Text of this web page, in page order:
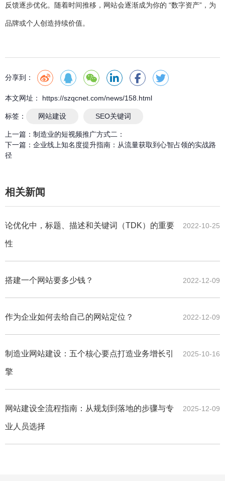
反馈逐步优化。随着时间推移，网站会逐渐成为你的 “数字资产”，为
品牌或个人创造持续价值。
分享到：
本文网址： https://szqcnet.com/news/158.html
标签： 网站建设 SEO关键词
上一篇： 制造业的短视频推广方式二：
下一篇： 企业线上知名度提升指南：从流量获取到心智占领的实战路
径
相关新闻
2022-10-25
论优化中，标题、描述和关键词（TDK）的重要
性
2022-12-09
搭建一个网站要多少钱？
2022-12-09
作为企业如何去给自己的网站定位？
2025-10-16
制造业网站建设：五个核心要点打造业务增长引
擎
2025-12-09
网站建设全流程指南：从规划到落地的步骤与专
业人员选择